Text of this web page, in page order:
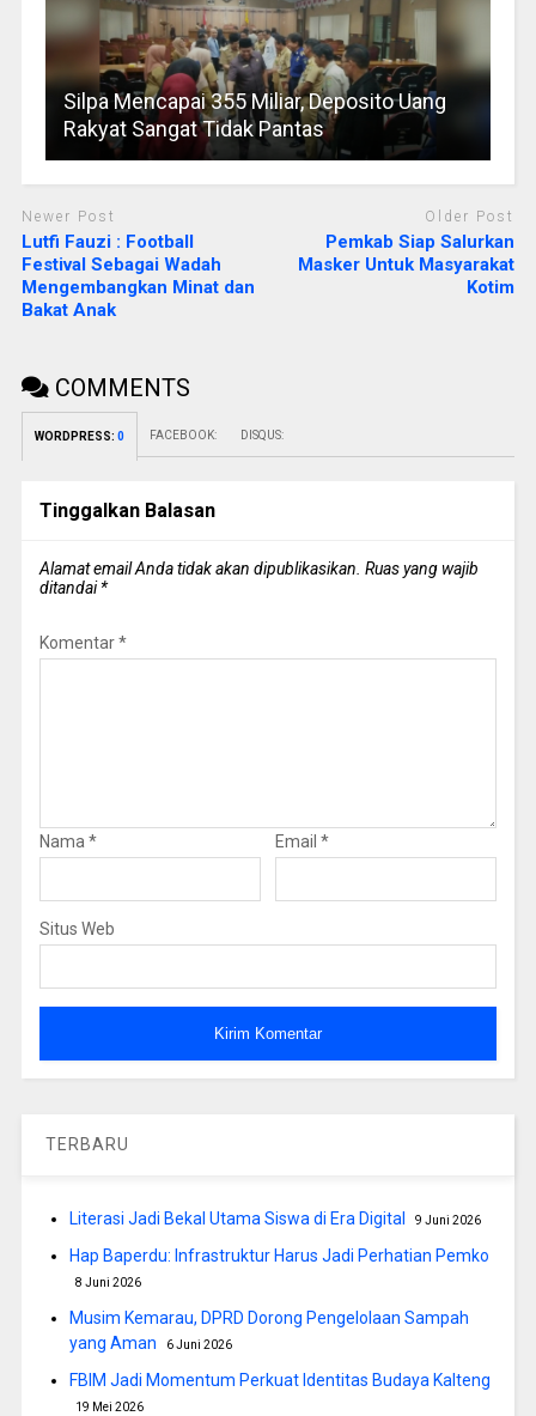
Silpa Mencapai 355 Miliar, Deposito Uang
Rakyat Sangat Tidak Pantas
Newer Post
Lutfi Fauzi : Football
Festival Sebagai Wadah
Mengembangkan Minat dan
Bakat Anak
Older Post
Pemkab Siap Salurkan
Masker Untuk Masyarakat
Kotim
COMMENTS
WORDPRESS: 0 FACEBOOK: DISQUS:
Tinggalkan Balasan
Alamat email Anda tidak akan dipublikasikan. Ruas yang wajib
ditandai*
Komentar*
Nama * Email *
Situs Web
TERBARU
Literasi Jadi Bekal Utama Siswa di Era Digital 9 Juni 2026
Hap Baperdu: Infrastruktur Harus Jadi Perhatian Pemko
8 Juni 2026
Musim Kemarau, DPRD Dorong Pengelolaan Sampah
yang Aman
6 Juni 2026
FBIM Jadi Momentum Perkuat Identitas Budaya Kalteng
19 Mei 2026